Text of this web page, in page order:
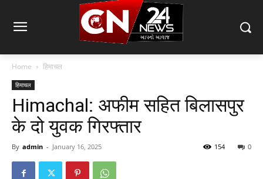
Home हिमाचल
हिमाचल
Himachal: अफीम सहित बिलासपुर
के दो युवक गिरफ्तार
By admin - January 16, 2025 0
154